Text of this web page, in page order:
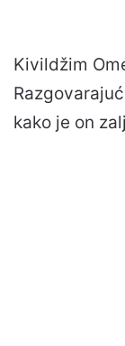
Kivildžim
kako je on